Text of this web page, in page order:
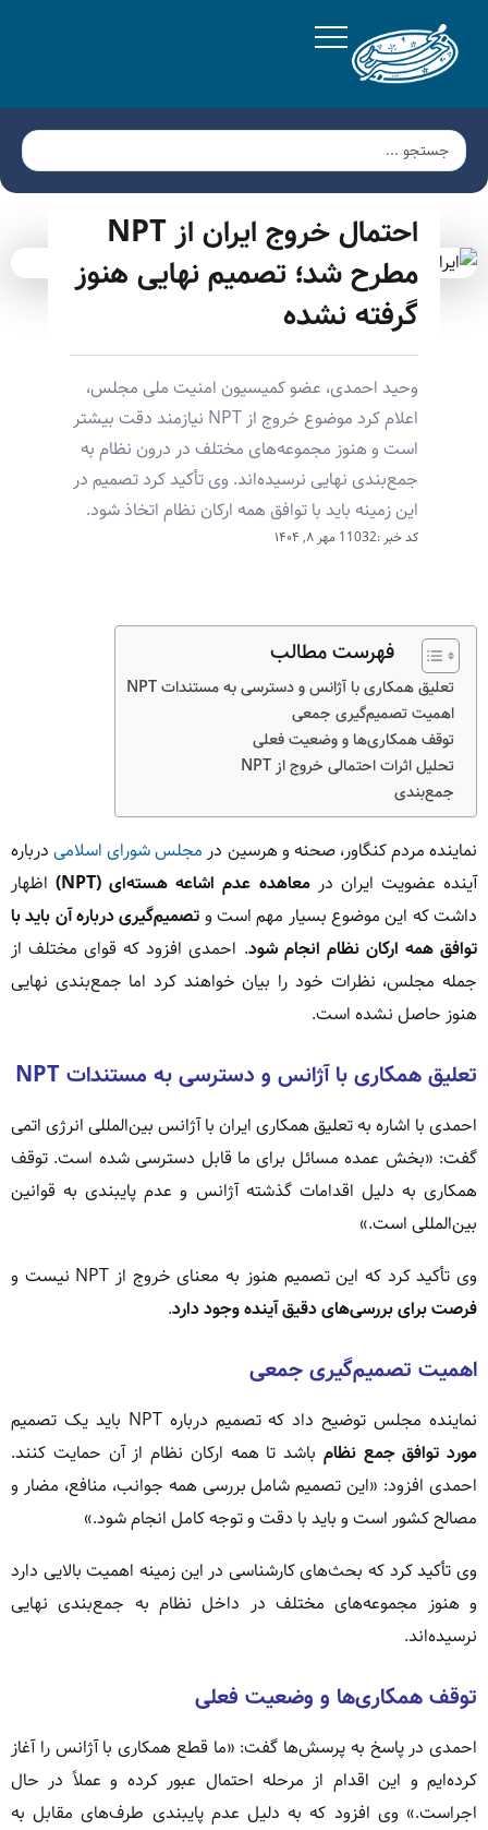
احتمال خروج ایران از NPT
مطرح شد؛ تصمیم نهایی هنوز
گرفته نشده
وحید احمدی، عضو کمیسیون امنیت ملی مجلس،
اعلام کرد موضوع خروج از NPT نیازمند دقت بیشتر
است و هنوز مجموعه‌های مختلف در درون نظام به
جمع‌بندی نهایی نرسیده‌اند. وی تأکید کرد تصمیم در
این زمینه باید با توافق همه ارکان نظام اتخاذ شود.
کد خبر :11032 مهر ۸, ۱۴۰۴
فهرست مطالب
تعلیق همکاری با آژانس و دسترسی به مستندات NPT
اهمیت تصمیم‌گیری جمعی
توقف همکاری‌ها و وضعیت فعلی
تحلیل اثرات احتمالی خروج از NPT
جمع‌بندی
نماینده مردم کنگاور، صحنه و هرسین در مجلس شورای اسلامیدرباره
آینده عضویت ایران درمعاهده عدم اشاعه هسته‌ای (NPT)
اظهار
داشت که این موضوع بسیار مهم است و تصمیم‌گیری درباره آن باید با
توافق همه ارکان نظام انجام شود. احمدی افزود که قوای مختلف از
جمله مجلس، نظرات خود را بیان خواهند کرد اما جمع‌بندی نهایی
هنوز حاصل نشده است.
تعلیق همکاری با آژانس و دسترسی به مستندات NPT
احمدی با اشاره به تعلیق همکاری ایران با آژانس بین‌المللی انرژی اتمی
گفت: «بخش عمده مسائل برای ما قابل دسترسی شده است. توقف
همکاری به دلیل اقدامات گذشته آژانس و عدم پایبندی به قوانین
بین‌المللی است.»
وی تأکید کرد که این تصمیم هنوز به معنای خروج از NPT نیست و
فرصت برای بررسی‌های دقیق آینده وجود دارد.
اهمیت تصمیم‌گیری جمعی
نماینده مجلس توضیح داد که تصمیم درباره NPT باید یک تصمیم
مورد توافق جمع نظام باشد تا همه ارکان نظام از آن حمایت کنند.
احمدی افزود: «این تصمیم شامل بررسی همه جوانب، منافع، مضار و
مصالح کشور است و باید با دقت و توجه کامل انجام شود.»
وی تأکید کرد که بحث‌های کارشناسی در این زمینه اهمیت بالایی دارد
و هنوز مجموعه‌های مختلف در داخل نظام به جمع‌بندی نهایی
نرسیده‌اند.
توقف همکاری‌ها و وضعیت فعلی
احمدی در پاسخ به پرسش‌ها گفت: «ما قطع همکاری با آژانس را آغاز
کرده‌ایم و این اقدام از مرحله احتمال عبور کرده و عملاً در حال
اجراست.» وی افزود که به دلیل عدم پایبندی طرف‌های مقابل به